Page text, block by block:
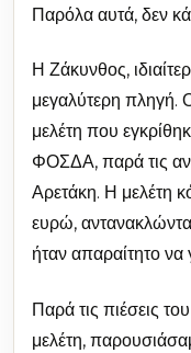
Παρόλα αυτά, δεν
Η Ζάκυνθος,
μεγαλύτερη πληγή.
μελέτη που
ΦΟΣΔΑ, παρά τις
Αρετάκη. Η μελέτη
ευρώ,
ήταν απαραίτητο να
Παρά τις πιέσεις
μελέτη,